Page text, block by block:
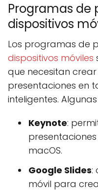
Programas de
dispositivos
Los programas de
dispositivos móviles
que necesitan
presentaciones en
inteligentes.
Keynote:
presentaciones
macOS.
Google Slides:
móvil para